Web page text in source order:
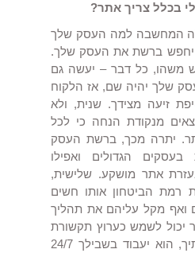
בכלל צריך אתר?
המחשבה למה העסק שלך
יחפש ברשת את העסק שלך.
משהו, כל דבר – יעשה גם
שלך יהיה שם, אז הלקוח
זיעה מצידך. שנית, ולא
מנקודת הנחה כי לכל
יתרה מכך, ברשת העסק
הגדולים ואפילו
אתר מושקע. שלישית,
רמת הביטחון אותו חשים
ואף מקל עליהם את תהליך
יכול לשמש כערוץ תקשורת
נוסף בינך ובין לקוחותיך, הוא יעבוד בשבילך 24/7